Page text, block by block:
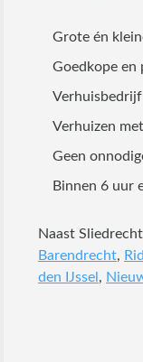
Grote én
Goedkope en
Verhuizen
Geen
Binnen 6 uur
Naast
Barendrecht,
den IJssel ,